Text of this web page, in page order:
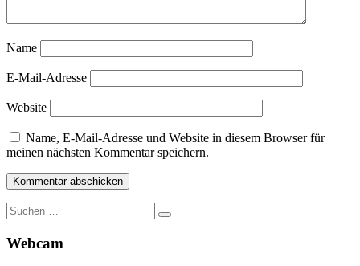
Name
E-Mail-Adresse
Website
Name, E-Mail-Adresse und Website in diesem Browser für
meinen nächsten Kommentar speichern.
Suche
nach:
Webcam